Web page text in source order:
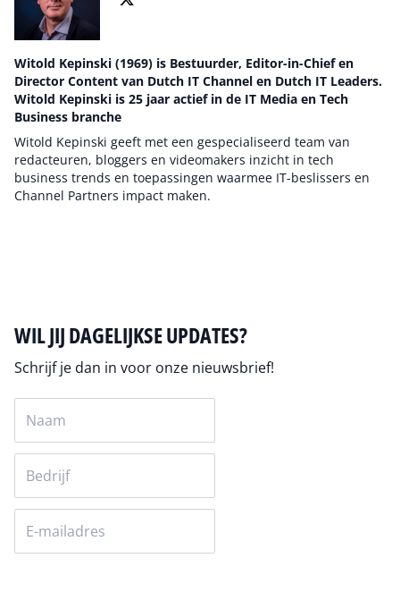
Witold Kepinski (1969) is Bestuurder, Editor-in-Chief en
Director Content van Dutch IT Channel en Dutch IT Leaders.
Witold Kepinski is 25 jaar actief in de IT Media en Tech
Business branche
Witold Kepinski geeft met een gespecialiseerd team van
redacteuren, bloggers en videomakers inzicht in tech
business trends en toepassingen waarmee IT-beslissers en
Channel Partners impact maken.
WIL JIJ DAGELIJKSE UPDATES?
Schrijf je dan in voor onze nieuwsbrief!